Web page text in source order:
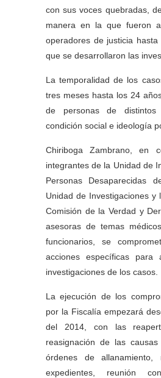
con sus voces quebradas,
manera en la que fueron
operadores de justicia
que se desarrollaron las
La temporalidad de los
tres meses hasta los 24
de personas de distintos
condición social e ideología
Chiriboga Zambrano, en
integrantes de la Unidad de
Personas Desaparecidas
Unidad de Investigaciones y
Comisión de la Verdad y
asesoras de temas
funcionarios, se
acciones específicas para
investigaciones de los casos.
La ejecución de los
por la Fiscalía empezará
del 2014, con las
reasignación de las
órdenes de allanamiento,
expedientes, reunión